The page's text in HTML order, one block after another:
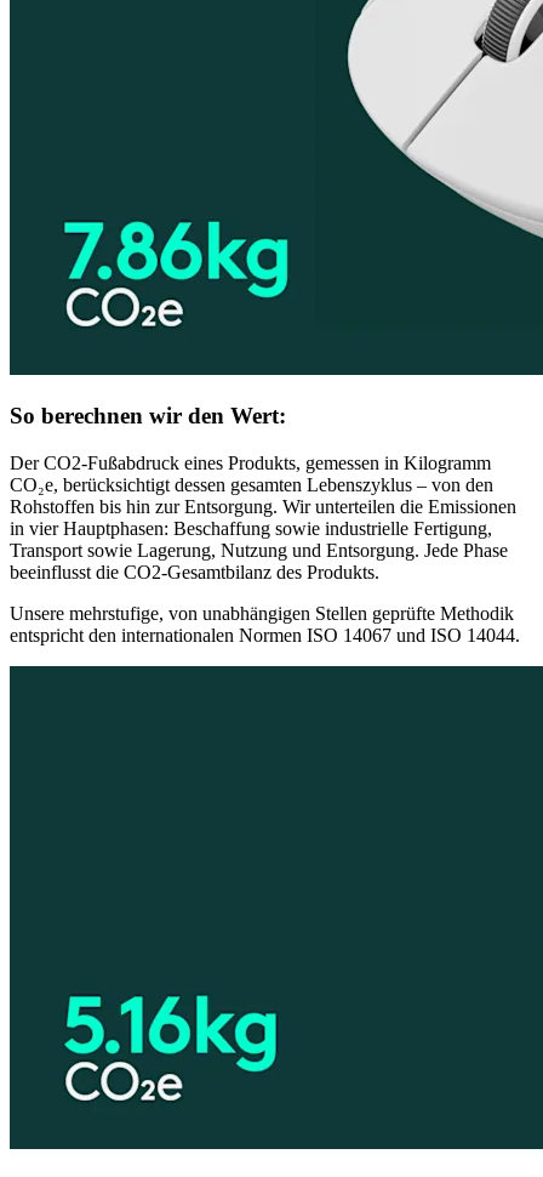
So berechnen wir den Wert:
Der CO2-Fußabdruck eines Produkts, gemessen in Kilogramm
CO₂e, berücksichtigt dessen gesamten Lebenszyklus – von den
Rohstoffen bis hin zur Entsorgung. Wir unterteilen die Emissionen
in vier Hauptphasen: Beschaffung sowie industrielle Fertigung,
Transport sowie Lagerung, Nutzung und Entsorgung. Jede Phase
beeinflusst die CO2-Gesamtbilanz des Produkts.
Unsere mehrstufige, von unabhängigen Stellen geprüfte Methodik
entspricht den internationalen Normen ISO 14067 und ISO 14044.